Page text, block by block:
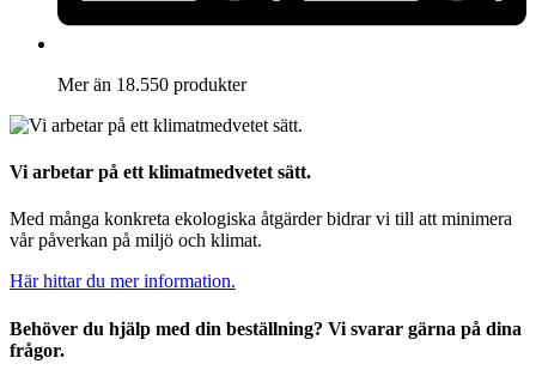
Mer än 18.550 produkter
Vi arbetar på ett klimatmedvetet sätt.
Med många konkreta ekologiska åtgärder bidrar vi till att minimera
vår påverkan på miljö och klimat.
Här hittar du mer information.
Behöver du hjälp med din beställning? Vi svarar gärna på dina
frågor.